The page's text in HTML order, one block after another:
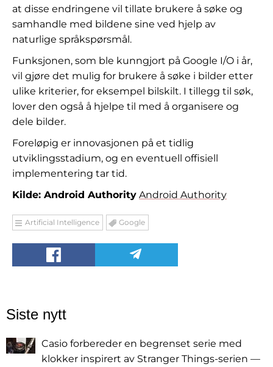
at disse endringene vil tillate brukere å søke og
samhandle med bildene sine ved hjelp av
naturlige språkspørsmål.
Funksjonen, som ble kunngjort på Google I/O i år,
vil gjøre det mulig for brukere å søke i bilder etter
ulike kriterier, for eksempel bilskilt. I tillegg til søk,
lover den også å hjelpe til med å organisere og
dele bilder.
Foreløpig er innovasjonen på et tidlig
utviklingsstadium, og en eventuell offisiell
implementering tar tid.
Kilde: Android Authority Android Authority
Artificial Intelligence Google
Siste nytt
Casio forbereder en begrenset serie med
klokker inspirert av Stranger Things-serien —